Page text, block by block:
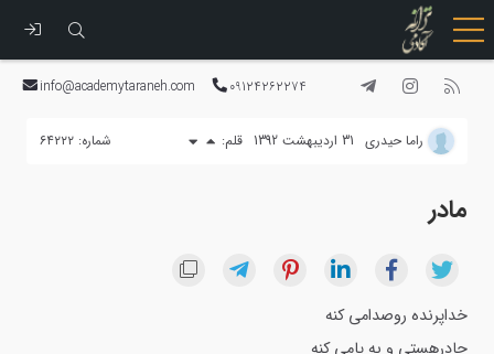
رفتن
به
09124262274
info@academytaraneh.com
راما حیدری 31 اردیبهشت 1392 قلم: شماره: ۶۴۲۲۲
مادر
خداپرنده روصدامی کنه